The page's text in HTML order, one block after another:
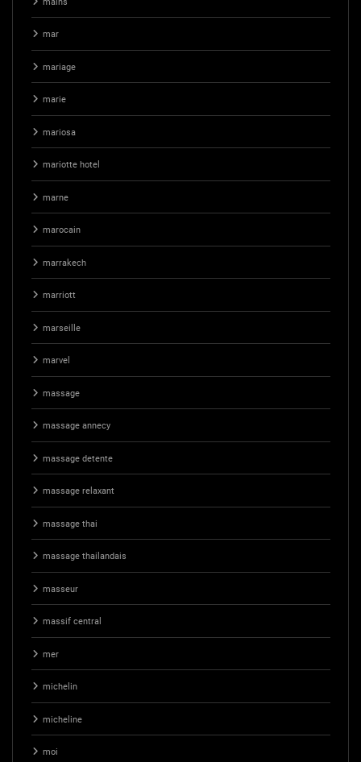
mar
mariage
marie
mariosa
mariotte hotel
marne
marocain
marrakech
marriott
marseille
marvel
massage
massage annecy
massage detente
massage relaxant
massage thai
massage thailandais
masseur
massif central
mer
michelin
micheline
moi